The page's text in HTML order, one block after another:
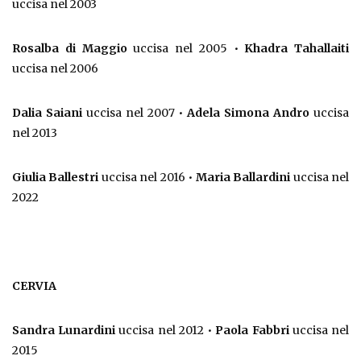
uccisa nel 2003
Rosalba di Maggiouccisa nel 2005 •Khadra Tahallaiti
uccisa nel 2006
Dalia Saianiuccisa nel 2007 •Adela Simona Andro uccisa
nel 2013
Giulia Ballestri uccisa nel 2016 • Maria Ballardini uccisa nel
2022
CERVIA
Sandra Lunardini uccisa nel 2012 •Paola Fabbriuccisa nel
2015